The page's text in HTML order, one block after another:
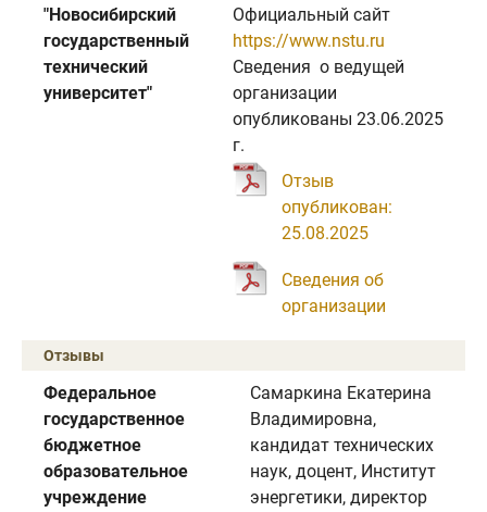
"Новосибирский
государственный
технический
университет"
Официальный сайт
https://www.nstu.ru
Cведения о ведущей
организации
опубликованы 23.06.2025
г.
Отзыв
опубликован:
25.08.2025
Сведения об
организации
Отзывы
Федеральное
государственное
бюджетное
образовательное
учреждение
Самаркина Екатерина
Владимировна,
кандидат технических
наук, доцент, Институт
энергетики, директор